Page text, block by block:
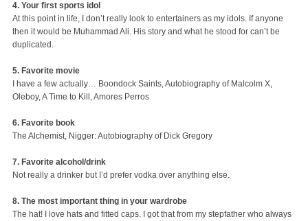
4. Your first sports idol
At this point in life, I don’t really look to entertainers as my idols. If anyone
then it would be Muhammad Ali. His story and what he stood for can’t be
duplicated.
5. Favorite movie
I have a few actually… Boondock Saints, Autobiography of Malcolm X,
Oleboy, A Time to Kill, Amores Perros
6. Favorite book
The Alchemist, Nigger: Autobiography of Dick Gregory
7. Favorite alcohol/drink
Not really a drinker but I’d prefer vodka over anything else.
8. The most important thing in your wardrobe
The hat! I love hats and fitted caps. I got that from my stepfather who always